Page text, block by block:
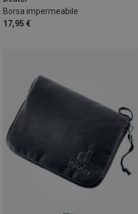
Borsa impermeabile
17,95 €